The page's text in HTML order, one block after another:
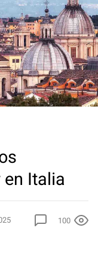
Italia
100